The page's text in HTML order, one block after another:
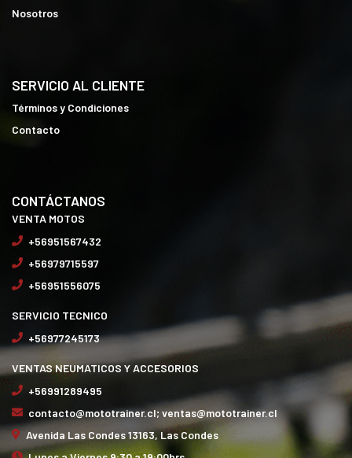
Nosotros
SERVICIO AL CLIENTE
Términos y Condiciones
Contacto
CONTÁCTANOS
VENTA MOTOS
+56951567432
+56979715597
+56951556075
SERVICIO TECNICO
+56977245173
VENTAS NEUMATICOS Y ACCESORIOS
+56991289495
contacto@mototrainer.cl; ventas@mototrainer.cl
Avenida Las Condes 13163, Las Condes